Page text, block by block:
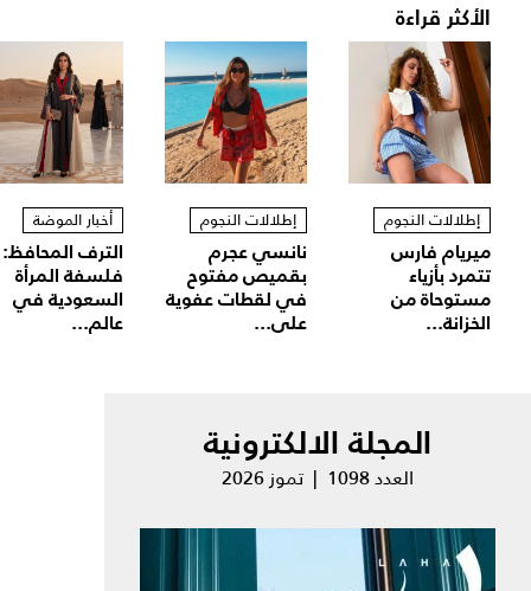
الأكثر قراءة
إطلالات النجوم
ميريام فارس
تتمرد بأزياء
مستوحاة من
الخزانة...
إطلالات النجوم
نانسي عجرم
بقميص مفتوح
في لقطات عفوية
على...
أخبار الموضة
الترف المحافظ:
فلسفة المرأة
السعودية في
عالم...
المجلة الالكترونية
العدد 1098 | تموز 2026